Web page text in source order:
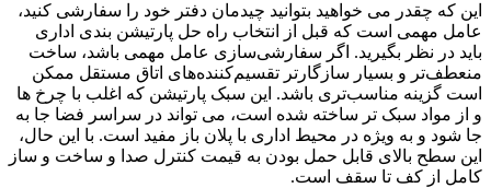
این که چقدر می خواهید بتوانید چیدمان دفتر خود را سفارشی کنید،
عامل مهمی است که قبل از انتخاب راه حل پارتیشن بندی اداری
باید در نظر بگیرید. اگر سفارشی‌سازی عامل مهمی باشد، ساخت
منعطف‌تر و بسیار سازگارتر تقسیم‌کننده‌های اتاق مستقل ممکن
است گزینه مناسب‌تری باشد. این سبک پارتیشن که اغلب با چرخ ها
و از مواد سبک تر ساخته شده است، می تواند در سراسر فضا جا به
جا شود و به ویژه در محیط اداری با پلان باز مفید است. با این حال،
این سطح بالای قابل حمل بودن به قیمت کنترل صدا و ساخت و ساز
کامل از کف تا سقف است.